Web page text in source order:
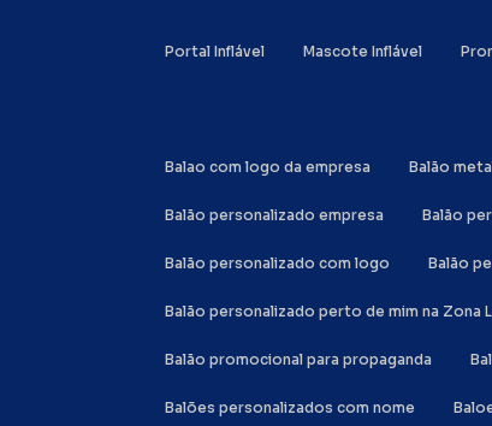
Mascote Inflável
Portal Inflável
Balao com logo da empresa Balão
Balão personalizado empresa Balão
Balão personalizado com logo Balão
Balão personalizado perto de mim na Zona
Balão promocional para propaganda
Balões personalizados com nome